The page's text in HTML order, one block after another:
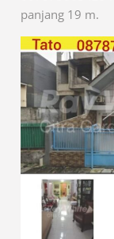
panjang 19 m.